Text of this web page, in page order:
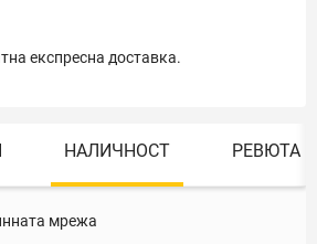
експресна доставка.
НАЛИЧНОСТ РЕВЮТА
мрежа